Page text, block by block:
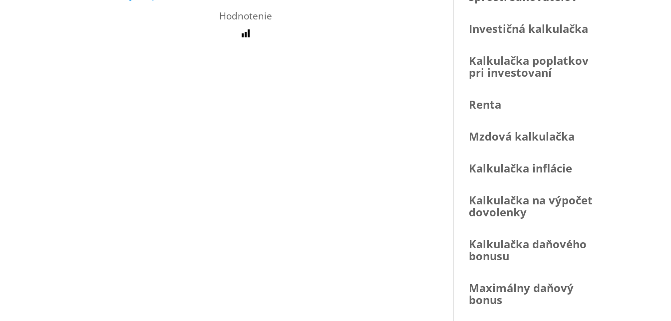
Hodnotenie
Investičná kalkulačka
Kalkulačka poplatkov
pri investovaní
Renta
Mzdová kalkulačka
Kalkulačka inflácie
Kalkulačka na výpočet
dovolenky
Kalkulačka daňového
bonusu
Maximálny daňový
bonus